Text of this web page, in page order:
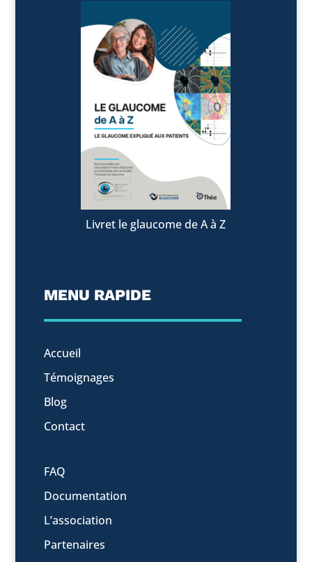
MENU RAPIDE
Accueil
Témoignages
Blog
Contact
FAQ
Documentation
L’association
Partenaires
Livret le glaucome de A à Z